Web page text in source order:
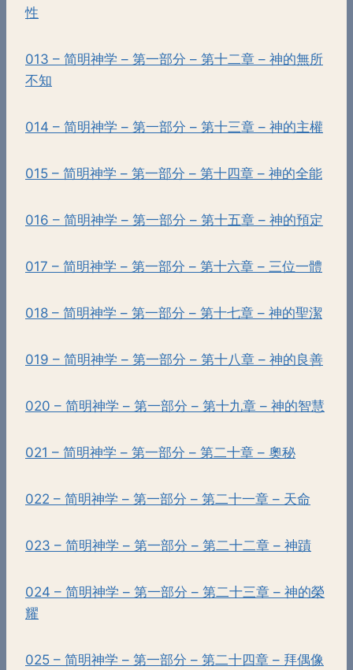
性
013 – 简明神学 – 第一部分 – 第十二章 – 神的無所
不知
014 – 简明神学 – 第一部分 – 第十三章 – 神的主權
015 – 简明神学 – 第一部分 – 第十四章 – 神的全能
016 – 简明神学 – 第一部分 – 第十五章 – 神的預定
017 – 简明神学 – 第一部分 – 第十六章 – 三位一體
018 – 简明神学 – 第一部分 – 第十七章 – 神的聖潔
019 – 简明神学 – 第一部分 – 第十八章 – 神的良善
020 – 简明神学 – 第一部分 – 第十九章 – 神的智慧
021 – 简明神学 – 第一部分 – 第二十章 – 奧秘
022 – 简明神学 – 第一部分 – 第二十一章 – 天命
023 – 简明神学 – 第一部分 – 第二十二章 – 神蹟
024 – 简明神学 – 第一部分 – 第二十三章 – 神的榮
耀
025 – 简明神学 – 第一部分 – 第二十四章 – 拜偶像